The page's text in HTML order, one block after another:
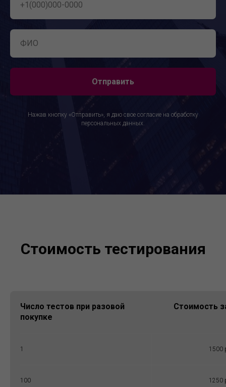
Отправить
Нажав кнопку «Отправить», я даю свое согласие на обработку
персональных данных.
Стоимость тестирования
Число тестов при разовой
покупке
Стоимость
1 1500
100 1250